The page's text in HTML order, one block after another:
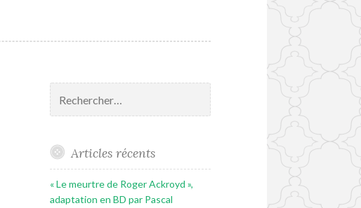
Articles récents
« Le meurtre de Roger Ackroyd »,
adaptation en BD par Pascal